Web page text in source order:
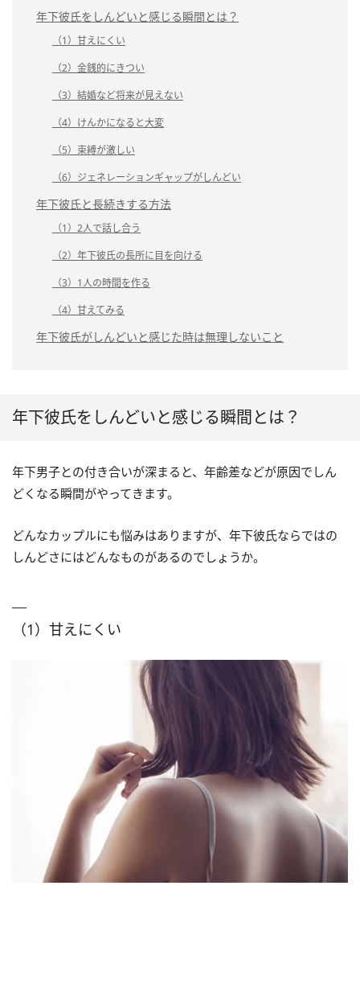
年下彼氏をしんどいと感じる瞬間とは？
（1）甘えにくい
（2）金銭的にきつい
（3）結婚など将来が見えない
（4）けんかになると大変
（5）束縛が激しい
（6）ジェネレーションギャップがしんどい
年下彼氏と長続きする方法
（1）2人で話し合う
（2）年下彼氏の長所に目を向ける
（3）1人の時間を作る
（4）甘えてみる
年下彼氏がしんどいと感じた時は無理しないこと
年下彼氏をしんどいと感じる瞬間とは？
年下男子との付き合いが深まると、年齢差などが原因でしん
どくなる瞬間がやってきます。
どんなカップルにも悩みはありますが、年下彼氏ならではの
しんどさにはどんなものがあるのでしょうか。
（1）甘えにくい